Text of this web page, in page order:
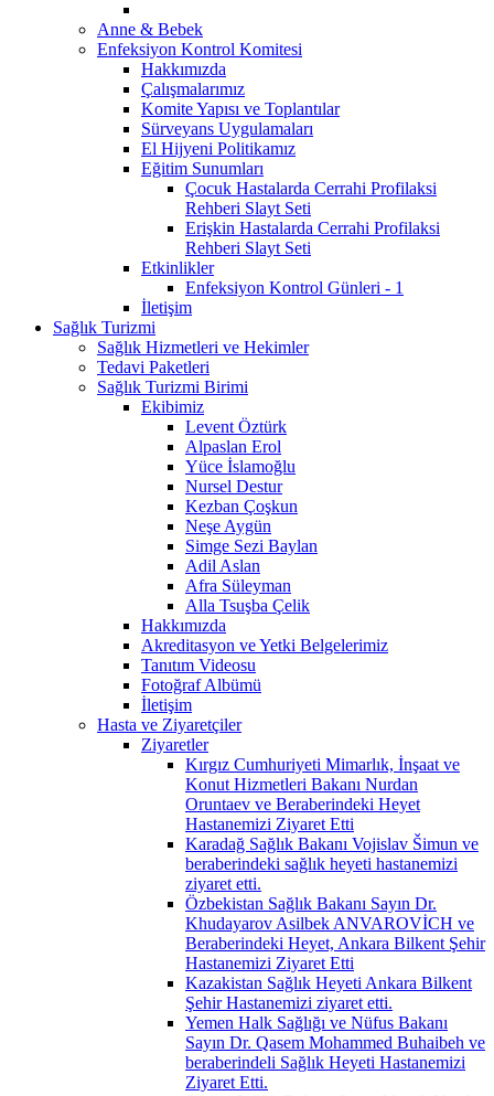
Anne & Bebek
Enfeksiyon Kontrol Komitesi
Hakkımızda
Çalışmalarımız
Komite Yapısı ve Toplantılar
Sürveyans Uygulamaları
El Hijyeni Politikamız
Eğitim Sunumları
Çocuk Hastalarda Cerrahi Profilaksi
Rehberi Slayt Seti
Erişkin Hastalarda Cerrahi Profilaksi
Rehberi Slayt Seti
Etkinlikler
Enfeksiyon Kontrol Günleri - 1
İletişim
Sağlık Turizmi
Sağlık Hizmetleri ve Hekimler
Tedavi Paketleri
Sağlık Turizmi Birimi
Ekibimiz
Levent Öztürk
Alpaslan Erol
Yüce İslamoğlu
Nursel Destur
Kezban Çoşkun
Neşe Aygün
Simge Sezi Baylan
Adil Aslan
Afra Süleyman
Alla Tsuşba Çelik
Hakkımızda
Akreditasyon ve Yetki Belgelerimiz
Tanıtım Videosu
Fotoğraf Albümü
İletişim
Hasta ve Ziyaretçiler
Ziyaretler
Kırgız Cumhuriyeti Mimarlık, İnşaat ve
Konut Hizmetleri Bakanı Nurdan
Oruntaev ve Beraberindeki Heyet
Hastanemizi Ziyaret Etti
Karadağ Sağlık Bakanı Vojislav Šimun ve
beraberindeki sağlık heyeti hastanemizi
ziyaret etti.
Özbekistan Sağlık Bakanı Sayın Dr.
Khudayarov Asilbek ANVAROVİCH ve
Beraberindeki Heyet, Ankara Bilkent Şehir
Hastanemizi Ziyaret Etti
Kazakistan Sağlık Heyeti Ankara Bilkent
Şehir Hastanemizi ziyaret etti.
Yemen Halk Sağlığı ve Nüfus Bakanı
Sayın Dr. Qasem Mohammed Buhaibeh ve
beraberindeli Sağlık Heyeti Hastanemizi
Ziyaret Etti.